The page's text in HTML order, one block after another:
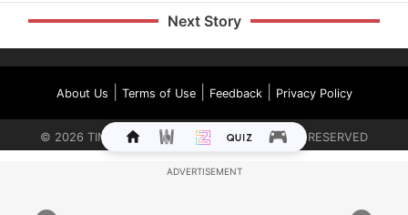
Next Story
About Us Terms of Use| Feedback| Privacy Policy
© 2026 TIMES INTERNET LIMITED. ALL RIGHTS RESERVED